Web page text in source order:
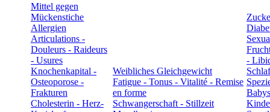
Mittel gegen
Mückenstiche
Allergien
Articulations -
Douleurs - Raideurs
- Usures
Knochenkapital -
Osteoporose -
Frakturen
Cholesterin - Herz-
Weibliches Gleichgewicht
Fatigue - Tonus - Vitalité - Remise
en forme
Schwangerschaft - Stillzeit
-